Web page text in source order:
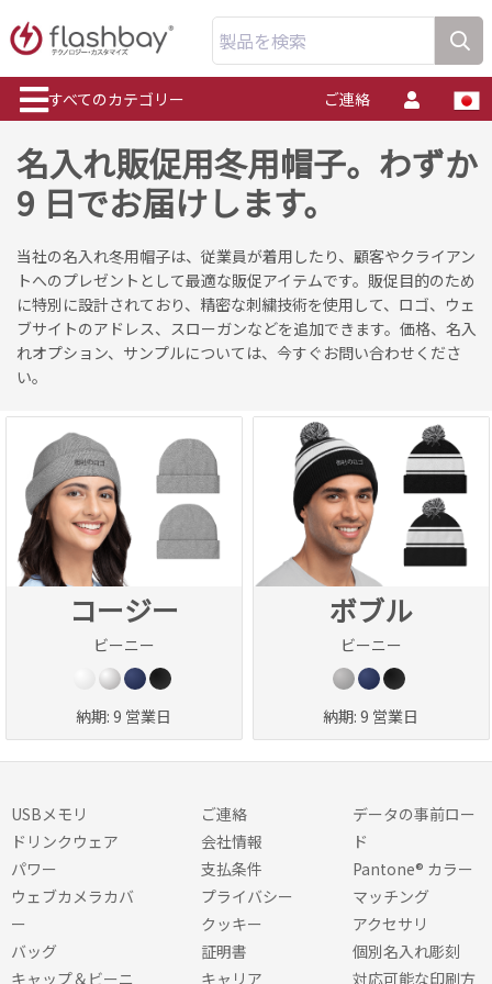
製品を検索
すべてのカテゴリー ご連絡
名入れ販促用冬用帽子。わずか
9 日でお届けします。
当社の名入れ冬用帽子は、従業員が着用したり、顧客やクライアン
トへのプレゼントとして最適な販促アイテムです。販促目的のため
に特別に設計されており、精密な刺繍技術を使用して、ロゴ、ウェ
ブサイトのアドレス、スローガンなどを追加できます。価格、名入
れオプション、サンプルについては、今すぐお問い合わせくださ
い。
コージー
ビーニー
納期: 9 営業日
ボブル
ビーニー
納期: 9 営業日
USBメモリ
ドリンクウェア
パワー
ウェブカメラカバ
ー
バッグ
キャップ＆ビーニ
ご連絡
会社情報
支払条件
プライバシー
クッキー
証明書
キャリア
データの事前ロー
ド
Pantone® カラー
マッチング
アクセサリ
個別名入れ彫刻
対応可能な印刷方